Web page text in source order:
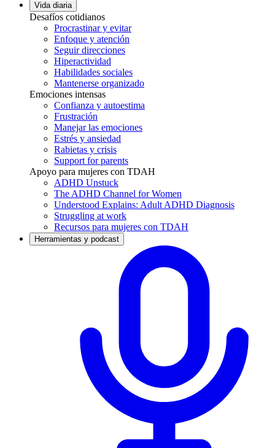
Vida diaria
Desafíos cotidianos
Procrastinar y evitar
Enfoque y atención
Seguir direcciones
Hiperactividad
Habilidades sociales
Mantenerse organizado
Emociones intensas
Confianza y autoestima
Frustración
Manejar las emociones
Estrés y ansiedad
Rabietas y crisis
Support for parents
Apoyo para mujeres con TDAH
ADHD Unstuck
The ADHD Channel for Women
Understood Explains: Adult ADHD Diagnosis
Struggling at work
Recursos para mujeres con TDAH
Herramientas y podcast